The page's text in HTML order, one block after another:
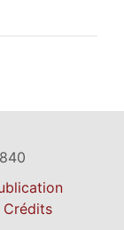
Crédits